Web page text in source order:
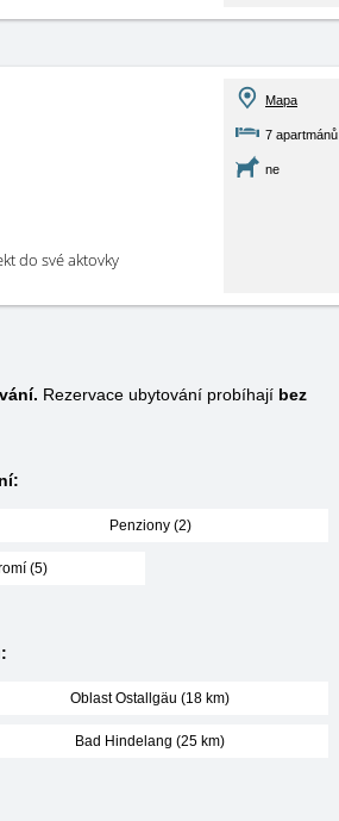
do své aktovky
Mapa
7 apartmánů
ne
Rezervace ubytování probíhají bez
Penziony (2)
(5)
Oblast Ostallgäu (18 km)
Bad Hindelang (25 km)